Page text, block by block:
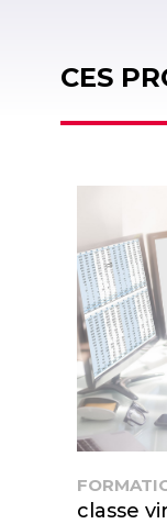
CES
classe